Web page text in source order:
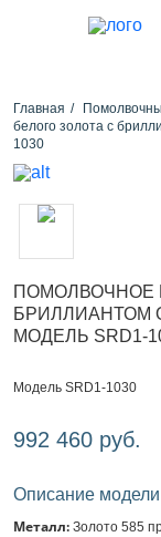
Главная
белого золота с
1030
ПОМОЛВОЧНОЕ
БРИЛЛИАНТОМ
МОДЕЛЬ SRD1-
Модель SRD1-1030
992 460 руб.
Описание модели
Металл: Золото 585